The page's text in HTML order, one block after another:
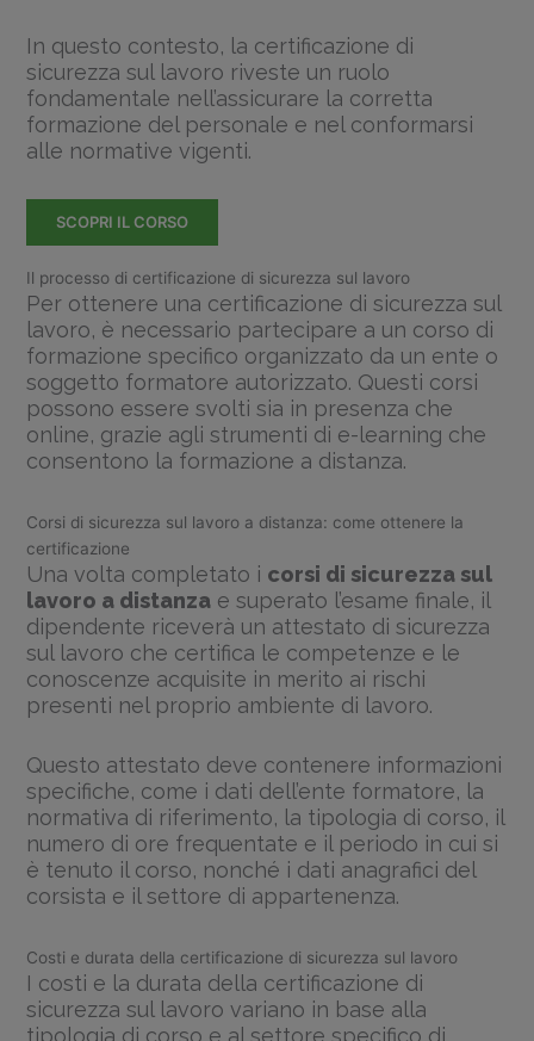
In questo contesto, la certificazione di
sicurezza sul lavoro riveste un ruolo
fondamentale nell’assicurare la corretta
formazione del personale e nel conformarsi
alle normative vigenti.
SCOPRI IL CORSO
Il processo di certificazione di sicurezza sul lavoro
Per ottenere una certificazione di sicurezza sul
lavoro, è necessario partecipare a un corso di
formazione specifico organizzato da un ente o
soggetto formatore autorizzato. Questi corsi
possono essere svolti sia in presenza che
online, grazie agli strumenti di e-learning che
consentono la formazione a distanza.
Corsi di sicurezza sul lavoro a distanza: come ottenere la
certificazione
Una volta completato i corsi di sicurezza sul
lavoro a distanza e superato l’esame finale, il
dipendente riceverà un attestato di sicurezza
sul lavoro che certifica le competenze e le
conoscenze acquisite in merito ai rischi
presenti nel proprio ambiente di lavoro.
Questo attestato deve contenere informazioni
specifiche, come i dati dell’ente formatore, la
normativa di riferimento, la tipologia di corso, il
numero di ore frequentate e il periodo in cui si
è tenuto il corso, nonché i dati anagrafici del
corsista e il settore di appartenenza.
Costi e durata della certificazione di sicurezza sul lavoro
I costi e la durata della certificazione di
sicurezza sul lavoro variano in base alla
tipologia di corso e al settore specifico di